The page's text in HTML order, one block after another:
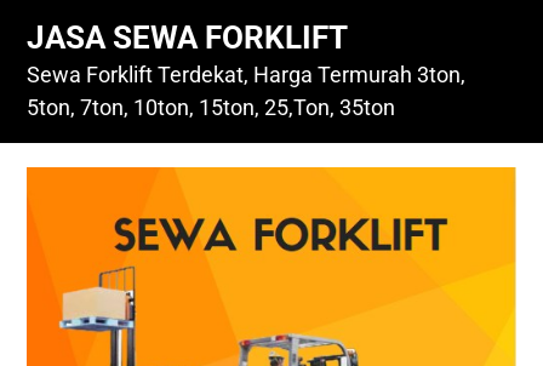
content
JASA SEWA FORKLIFT
Sewa Forklift Terdekat, Harga Termurah 3ton,
5ton, 7ton, 10ton, 15ton, 25,Ton, 35ton